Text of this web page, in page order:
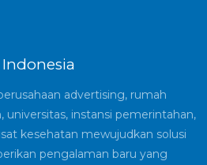
Indonesia
advertising, rumah
universitas, instansi pemerintahan,
kesehatan mewujudkan solusi
pengalaman baru yang